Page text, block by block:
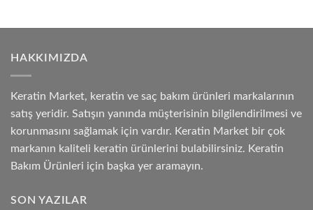
HAKKIMIZDA
Keratin Market, keratin ve saç bakım ürünleri markalarının
satış yeridir. Satışın yanında müşterisinin bilgilendirilmesi ve
korunmasını sağlamak için vardır. Keratin Market bir çok
markanın kaliteli keratin ürünlerini bulabilirsiniz. Keratin
Bakım Ürünleri için başka yer aramayın.
SON YAZILAR